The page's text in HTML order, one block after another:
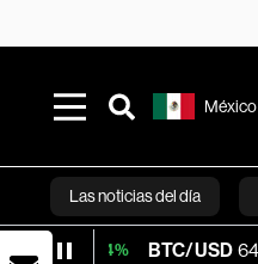
México
Las noticias del día
BTC/USD 64,490.28